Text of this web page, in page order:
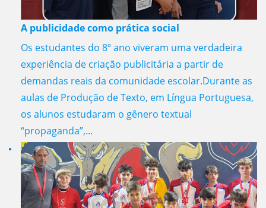
A publicidade como prática social
Os estudantes do 8º ano viveram uma verdadeira
experiência de criação publicitária a partir de
demandas reais da comunidade escolar.Durante as
aulas de Produção de Texto, em Língua Portuguesa,
os alunos estudaram o gênero textual
“propaganda”,...